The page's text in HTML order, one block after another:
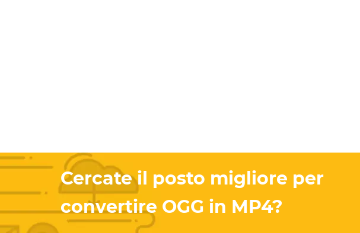
Cercate il posto migliore per
convertire OGG in MP4?